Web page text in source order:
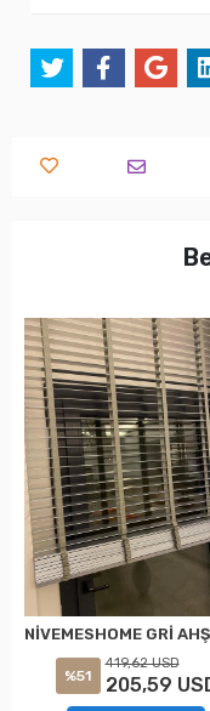
%51
419,62 USD
205,59